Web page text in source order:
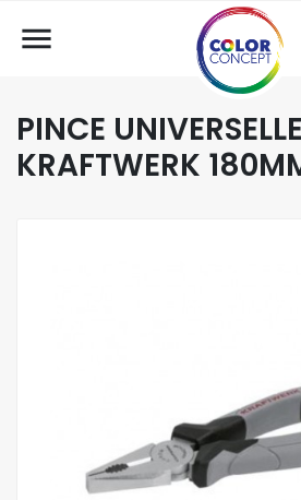

PINCE UNIVERSELLE
KRAFTWERK